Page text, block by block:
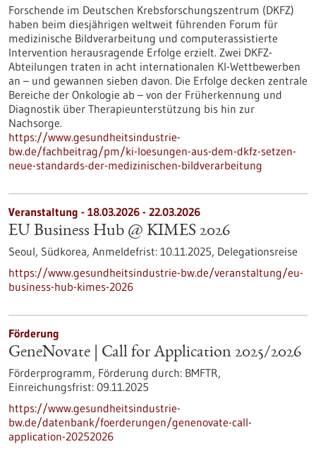
Forschende im Deutschen Krebsforschungszentrum (DKFZ)
haben beim diesjährigen weltweit führenden Forum für
medizinische Bildverarbeitung und computerassistierte
Intervention herausragende Erfolge erzielt. Zwei DKFZ-
Abteilungen traten in acht internationalen KI-Wettbewerben
an – und gewannen sieben davon. Die Erfolge decken zentrale
Bereiche der Onkologie ab – von der Früherkennung und
Diagnostik über Therapieunterstützung bis hin zur
Nachsorge.
https://www.gesundheitsindustrie-
bw.de/fachbeitrag/pm/ki-loesungen-aus-dem-dkfz-setzen-
neue-standards-der-medizinischen-bildverarbeitung
Veranstaltung - 18.03.2026 - 22.03.2026
EU Business Hub @ KIMES 2026
Seoul, Südkorea, Anmeldefrist: 10.11.2025, Delegationsreise
https://www.gesundheitsindustrie-bw.de/veranstaltung/eu-
business-hub-kimes-2026
Förderung
GeneNovate | Call for Application 2025/2026
Förderprogramm, Förderung durch: BMFTR,
Einreichungsfrist: 09.11.2025
https://www.gesundheitsindustrie-
bw.de/datenbank/foerderungen/genenovate-call-
application-20252026